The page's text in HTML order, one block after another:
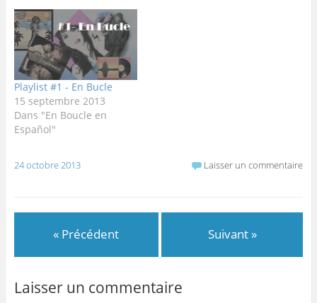
Playlist #1 - En Bucle
15 septembre 2013
Dans "En Boucle en
Español"
24 octobre 2013 Laisser un commentaire
« Précédent Suivant »
Laisser un commentaire